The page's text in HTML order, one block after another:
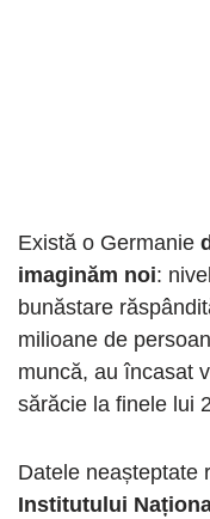
Există o Germanie
imaginăm noi:
bunăstare
milioane de
muncă, au încasat
sărăcie la finele lui
Datele neașteptate
Institutului